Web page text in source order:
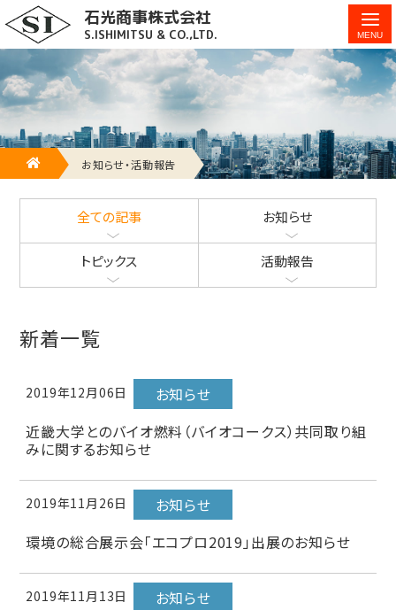
石光商事株式会社の「お知らせ」「トピック」「活動報告」を紹介
します。 - 17ページ目 (17ページ中)
石光商事株式会社
S.ISHIMITSU & CO.,LTD.
HOMEお知らせ・活動報告
全ての記事 お知らせ
トピックス 活動報告
新着一覧
2019年12月06日
お知らせ
近畿大学とのバイオ燃料（バイオコークス）共同取り組
みに関するお知らせ
2019年11月26日
お知らせ
環境の総合展示会「エコプロ2019」出展のお知らせ
2019年11月13日
お知らせ